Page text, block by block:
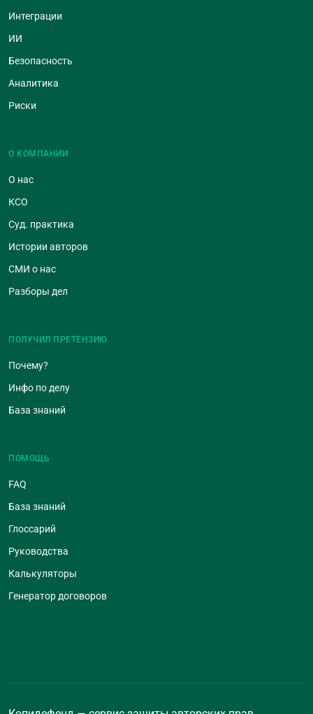
Интеграции
ИИ
Безопасность
Аналитика
Риски
О КОМПАНИИ
О нас
КСО
Суд. практика
Истории авторов
СМИ о нас
Разборы дел
ПОЛУЧИЛ ПРЕТЕНЗИЮ
Почему?
Инфо по делу
База знаний
ПОМОЩЬ
FAQ
База знаний
Глоссарий
Руководства
Калькуляторы
Генератор договоров